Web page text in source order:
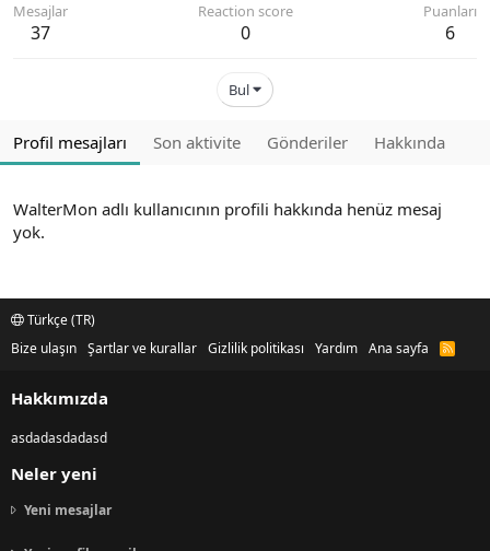
Mesajlar
37
Reaction score
0
Puanları
6
Bul
Profil mesajları Son aktivite Gönderiler Hakkında
WalterMon adlı kullanıcının profili hakkında henüz mesaj
yok.
Türkçe (TR)
Bize ulaşın Şartlar ve kurallar Gizlilik politikası Yardım Ana sayfa
R
Hakkımızda
asdadasdadasd
Neler yeni
Yeni mesajlar